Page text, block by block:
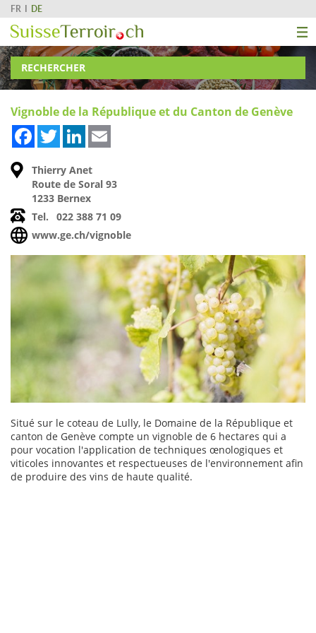
FR DE
RECHERCHER
Vignoble de la République et du Canton de Genève
FacebookTwitterLinkedIn
Thierry Anet
Route de Soral 93
1233 Bernex
Tel.
022 388 71 09
www.ge.ch/vignoble
Situé sur le coteau de Lully, le Domaine de la République et
canton de Genève compte un vignoble de 6 hectares qui a
pour vocation l'application de techniques œnologiques et
viticoles innovantes et respectueuses de l'environnement afin
de produire des vins de haute qualité.